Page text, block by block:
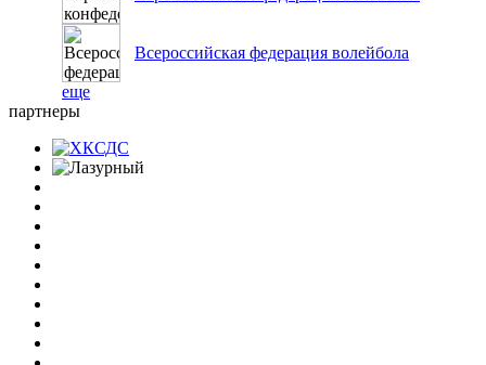
Всероссийская федерация волейбола
еще
партнеры